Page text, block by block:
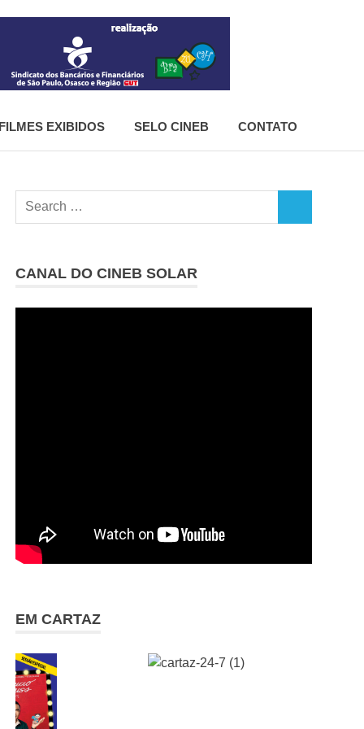
FILMES EXIBIDOS SELO CINEB CONTATO
Search
CANAL DO CINEB SOLAR
EM CARTAZ